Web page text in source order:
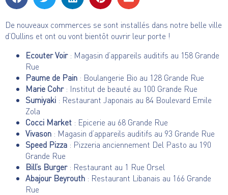
De nouveaux commerces se sont installés dans notre belle ville
d’Oullins et ont ou vont bientôt ouvrir leur porte !
Ecouter Voir: Magasin d’appareils auditifs au 158 Grande
Rue
Paume de Pain : Boulangerie Bio au 128 Grande Rue
Marie Cohr: Institut de beauté au 100 Grande Rue
Sumiyaki : Restaurant Japonais au 84 Boulevard Emile
Zola
Cocci Market : Epicerie au 68 Grande Rue
Vivason : Magasin d’appareils auditifs au 93 Grande Rue
Speed Pizza : Pizzeria anciennement Del Pasto au 190
Grande Rue
Bill’s Burger: Restaurant au 1 Rue Orsel
Abajour Beyrouth : Restaurant Libanais au 166 Grande
Rue